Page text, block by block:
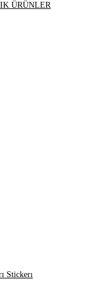
ÜRÜNLER
Stickerı